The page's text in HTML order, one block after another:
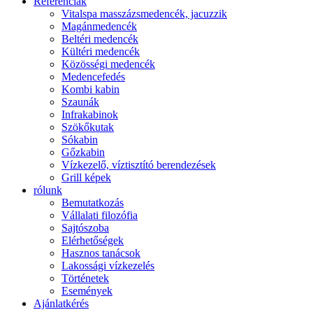
Vitalspa masszázsmedencék, jacuzzik
Magánmedencék
Beltéri medencék
Kültéri medencék
Közösségi medencék
Medencefedés
Kombi kabin
Szaunák
Infrakabinok
Szökőkutak
Sókabin
Gőzkabin
Vízkezelő, víztisztító berendezések
Grill képek
rólunk
Bemutatkozás
Vállalati filozófia
Sajtószoba
Elérhetőségek
Hasznos tanácsok
Lakossági vízkezelés
Történetek
Események
Ajánlatkérés